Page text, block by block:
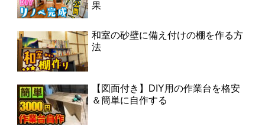
果
和室の砂壁に備え付けの棚を作る方
法
【図面付き】DIY用の作業台を格安
＆簡単に自作する